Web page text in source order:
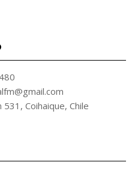
Coihaique, Chile